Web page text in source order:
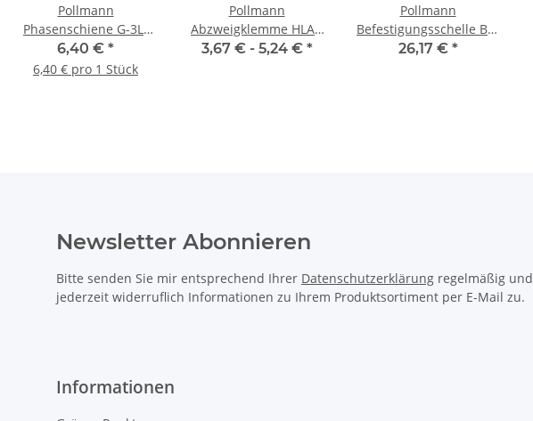
Pollmann
Phasenschiene G-3L-
210/10 Ci
6,40 € *
6,40 € pro 1 Stück
Pollmann
Abzweigklemme HLAK
25 1/4 M2 (Alle Farben)
3,67 € - 5,24 € *
Pollmann
Befestigungsschelle BS-
M 32-1, 100 Stück
26,17 € *
Newsletter Abonnieren
Bitte senden Sie mir entsprechend Ihrer Datenschutzerklärung regelmäßig und
jederzeit widerruflich Informationen zu Ihrem Produktsortiment per E-Mail zu.
Informationen